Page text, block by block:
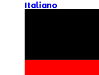
Italiano